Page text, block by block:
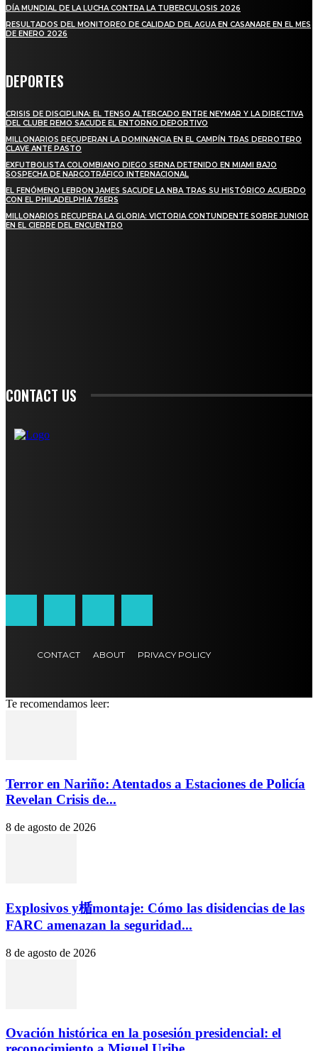
DÍA MUNDIAL DE LA LUCHA CONTRA LA TUBERCULOSIS 2026
RESULTADOS DEL MONITOREO DE CALIDAD DEL AGUA EN CASANARE EN EL MES
DE ENERO 2026
DEPORTES
CRISIS DE DISCIPLINA: EL TENSO ALTERCADO ENTRE NEYMAR Y LA DIRECTIVA
DEL CLUBE REMO SACUDE EL ENTORNO DEPORTIVO
MILLONARIOS RECUPERAN LA DOMINANCIA EN EL CAMPÍN TRAS DERROTERO
CLAVE ANTE PASTO
EXFUTBOLISTA COLOMBIANO DIEGO SERNA DETENIDO EN MIAMI BAJO
SOSPECHA DE NARCOTRÁFICO INTERNACIONAL
EL FENÓMENO LEBRON JAMES SACUDE LA NBA TRAS SU HISTÓRICO ACUERDO
CON EL PHILADELPHIA 76ERS
MILLONARIOS RECUPERA LA GLORIA: VICTORIA CONTUNDENTE SOBRE JUNIOR
EN EL CIERRE DEL ENCUENTRO
CONTACT US
CONTACT ABOUT PRIVACY POLICY
Te recomendamos leer:
Terror en Nariño: Atentados a Estaciones de Policía
Revelan Crisis de...
8 de agosto de 2026
Explosivos y楯montaje: Cómo las disidencias de las
FARC amenazan la seguridad...
8 de agosto de 2026
Ovación histórica en la posesión presidencial: el